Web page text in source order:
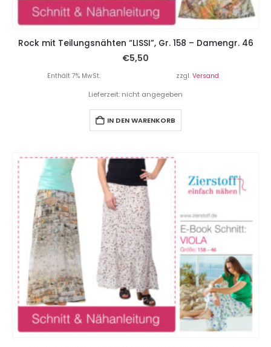
Rock mit Teilungsnähten “LISSI”, Gr. 158 – Damengr. 46
€5,50
Enthält 7% MwSt. zzgl. Versand
Lieferzeit: nicht angegeben
IN DEN WARENKORB